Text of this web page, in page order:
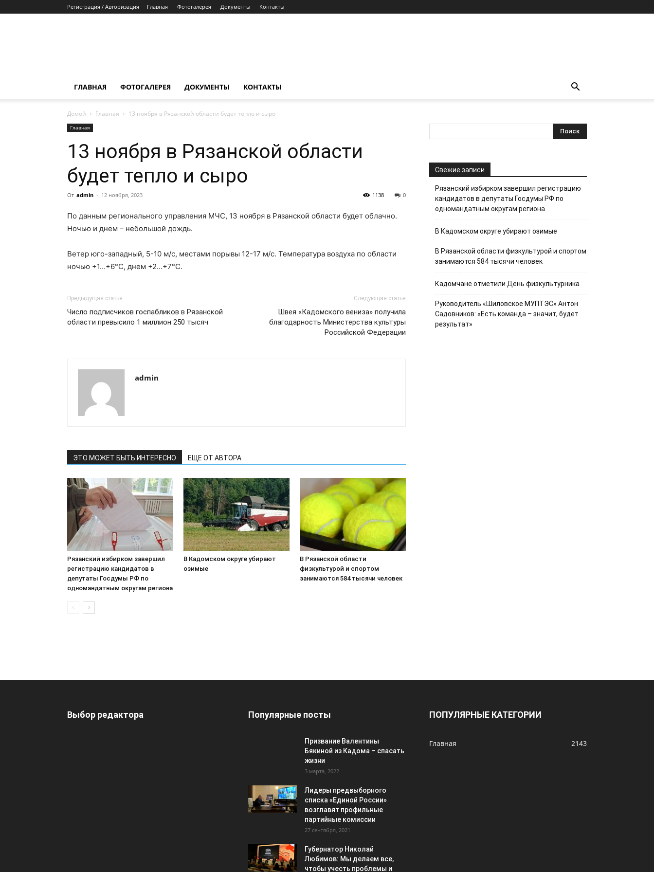
Регистрация / Авторизация Главная Фотогалерея Документы Контакты
ГЛАВНАЯ ФОТОГАЛЕРЕЯ ДОКУМЕНТЫ КОНТАКТЫ
Домой Главная 13 ноября в Рязанской области будет тепло и сыро
Главная
13 ноября в Рязанской области
будет тепло и сыро
От admin - 12 ноября, 2023 0
1138
По данным регионального управления МЧС, 13 ноября в Рязанской области будет облачно.
Ночью и днем – небольшой дождь.
Ветер юго-западный, 5-10 м/с, местами порывы 12-17 м/с. Температура воздуха по области
ночью +1…+6°С, днем +2…+7°С.
Предыдущая статья
Число подписчиков госпабликов в Рязанской
области превысило 1 миллион 250 тысяч
Следующая статья
Швея «Кадомского вениза» получила
благодарность Министерства культуры
Российской Федерации
admin
ЭТО МОЖЕТ БЫТЬ ИНТЕРЕСНО ЕЩЕ ОТ АВТОРА
Рязанский избирком завершил
регистрацию кандидатов в
депутаты Госдумы РФ по
одномандатным округам региона
В Кадомском округе убирают
озимые
В Рязанской области
физкультурой и спортом
занимаются 584 тысячи человек
Свежие записи
Рязанский избирком завершил регистрацию
кандидатов в депутаты Госдумы РФ по
одномандатным округам региона
В Кадомском округе убирают озимые
В Рязанской области физкультурой и спортом
занимаются 584 тысячи человек
Кадомчане отметили День физкультурника
Руководитель «Шиловское МУПТЭС» Антон
Садовников: «Есть команда – значит, будет
результат»
Выбор редактора Популярные посты
Призвание Валентины
Бякиной из Кадома – спасать
жизни
3 марта, 2022
Лидеры предвыборного
списка «Единой России»
возглавят профильные
партийные комиссии
27 сентября, 2021
Губернатор Николай
Любимов: Мы делаем все,
чтобы учесть проблемы и
ПОПУЛЯРНЫЕ КАТЕГОРИИ
Главная 2143